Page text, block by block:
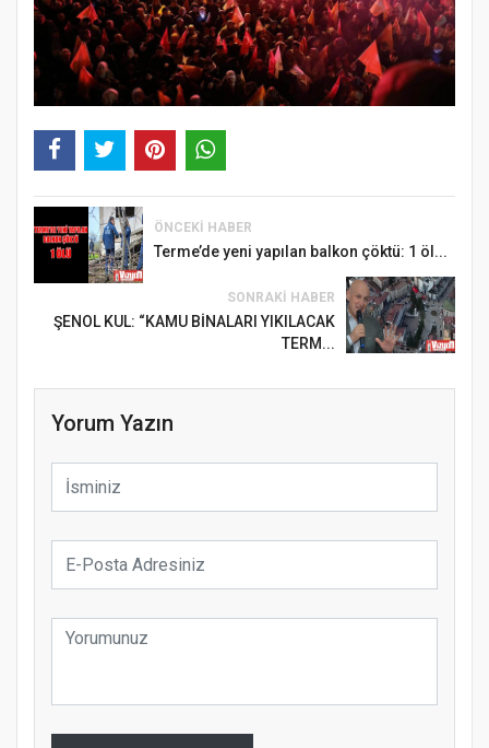
ÖNCEKI HABER
Terme’de yeni yapılan balkon çöktü: 1 öl...
SONRAKI HABER
ŞENOL KUL: “KAMU BİNALARI YIKILACAK
TERM...
Yorum Yazın